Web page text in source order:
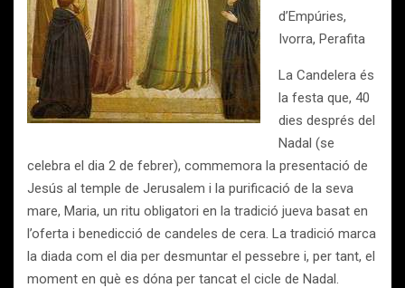
d’Empúries,
Ivorra, Perafita
La Candelera és
la festa que, 40
dies després del
Nadal (se
celebra el dia 2 de febrer), commemora la presentació de
Jesús al temple de Jerusalem i la purificació de la seva
mare, Maria, un ritu obligatori en la tradició jueva basat en
l’oferta i benedicció de candeles de cera. La tradició marca
la diada com el dia per desmuntar el pessebre i, per tant, el
moment en què es dóna per tancat el cicle de Nadal.